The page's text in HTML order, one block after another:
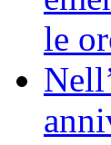
le